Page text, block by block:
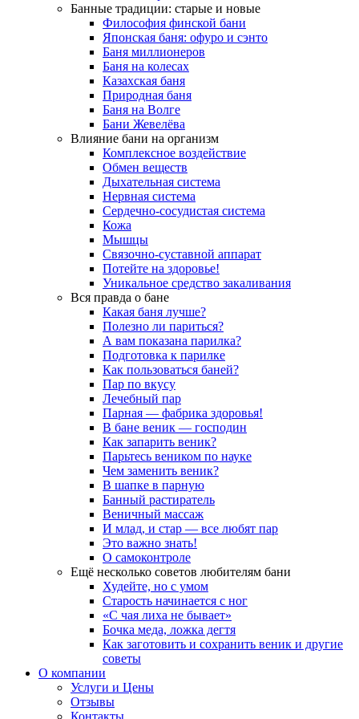
Банные традиции: старые и новые
Философия финской бани
Японская баня: офуро и сэнто
Баня миллионеров
Баня на колесах
Казахская баня
Природная баня
Баня на Волге
Бани Жевелёва
Влияние бани на организм
Комплексное воздействие
Обмен веществ
Дыхательная система
Нервная система
Сердечно-сосудистая система
Кожа
Мышцы
Связочно-суставной аппарат
Потейте на здоровье!
Уникальное средство закаливания
Вся правда о бане
Какая баня лучше?
Полезно ли париться?
А вам показана парилка?
Подготовка к парилке
Как пользоваться баней?
Пар по вкусу
Лечебный пар
Парная — фабрика здоровья!
В бане веник — господин
Как запарить веник?
Парьтесь веником по науке
Чем заменить веник?
В шапке в парную
Банный растиратель
Веничный массаж
И млад, и стар — все любят пар
Это важно знать!
О самоконтроле
Ещё несколько советов любителям бани
Худейте, но с умом
Старость начинается с ног
«С чая лиха не бывает»
Бочка меда, ложка дегтя
Как заготовить и сохранить веник и другие
советы
О компании
Услуги и Цены
Отзывы
Контакты